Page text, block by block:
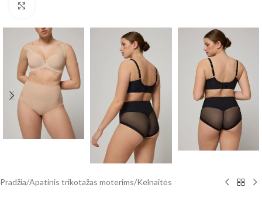
Pradžia/Apatinis trikotažas moterims/Kelnaitės